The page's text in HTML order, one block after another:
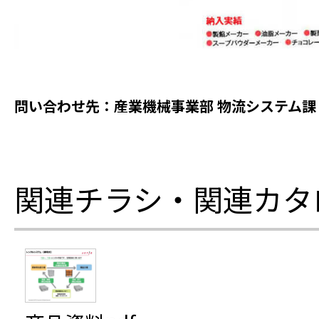
問い合わせ先：産業機械事業部 物流システム
関連チラシ・関連カ